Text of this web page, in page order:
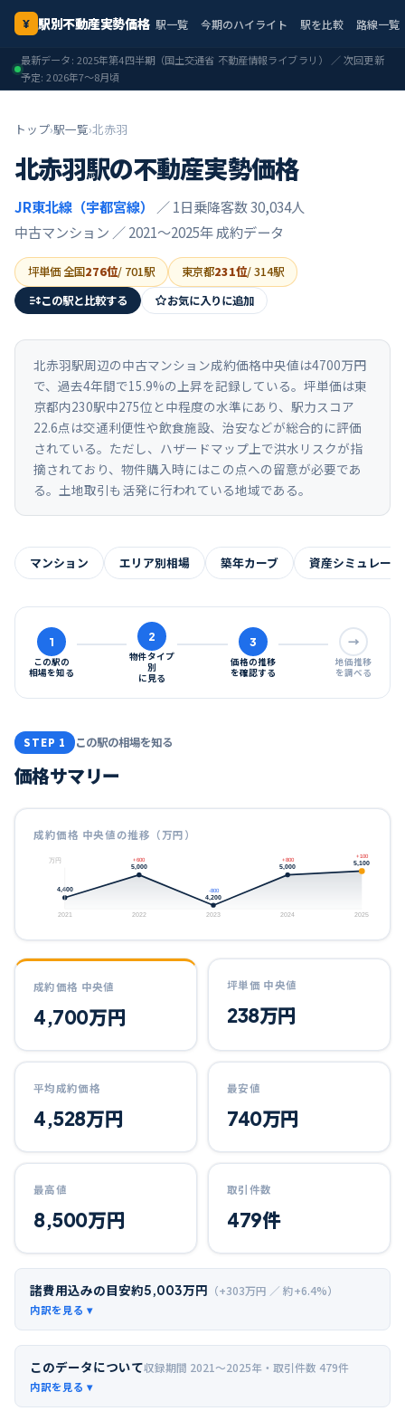
¥ 駅別不動産実勢価格 駅一覧 今期のハイライト 駅を比較 路線一覧
最新データ: 2025年第4四半期（国土交通省 不動産情報ライブラリ） ／ 次回更新
予定:2026年7〜8月頃
トップ›駅一覧›北赤羽
北赤羽駅の不動産実勢価格
JR東北線（宇都宮線）
／ 1日乗降客数 30,034人
中古マンション ／2021〜2025年成約データ
坪単価 全国276位/ 701駅 東京都231位/314駅
この駅と比較する
お気に入りに追加
北赤羽駅周辺の中古マンション成約価格中央値は4700万円
で、過去4年間で15.9%の上昇を記録している。坪単価は東
京都内230駅中275位と中程度の水準にあり、駅力スコア
22.6点は交通利便性や飲食施設、治安などが総合的に評価
されている。ただし、ハザードマップ上で洪水リスクが指
摘されており、物件購入時にはこの点への留意が必要であ
る。土地取引も活発に行われている地域である。
マンション エリア別相場 築年カーブ 資産シミュレー
1
この駅の
相場を知る
2
物件タイプ
別
に見る
3
価格の推移
を確認する
→
地価推移
を調べる
STEP 1 この駅の相場を知る
価格サマリー
成約価格 中央値の推移（万円）
万円
4,400
2021
5,000
+600
2022
4,200
-800
2023
5,000
+800
2024
5,100
+100
2025
成約価格 中央値
4,700万円
坪単価 中央値
238万円
平均成約価格
4,528万円
最安値
740万円
最高値
8,500万円
取引件数
479件
諸費用込みの目安約5,003万円 （+303万円 ／ 約+6.4%）
このデータについて収録期間 2021〜2025年 ・取引件数 479件